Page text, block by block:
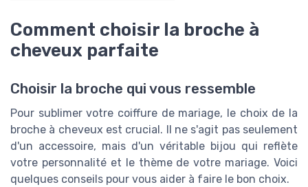
Comment choisir la broche à
cheveux parfaite
Choisir la broche qui vous ressemble
Pour sublimer votre coiffure de mariage, le choix de la
broche à cheveux est crucial. Il ne s'agit pas seulement
d'un accessoire, mais d'un véritable bijou qui reflète
votre personnalité et le thème de votre mariage. Voici
quelques conseils pour vous aider à faire le bon choix.